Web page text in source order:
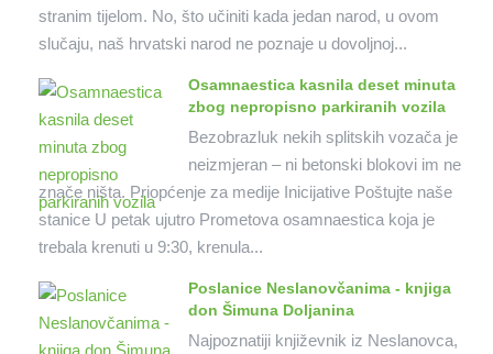
stranim tijelom. No, što učiniti kada jedan narod, u ovom
slučaju, naš hrvatski narod ne poznaje u dovoljnoj...
Osamnaestica kasnila deset minuta
zbog nepropisno parkiranih vozila
Bezobrazluk nekih splitskih vozača je
neizmjeran – ni betonski blokovi im ne
znače ništa. Priopćenje za medije Inicijative Poštujte naše
stanice U petak ujutro Prometova osamnaestica koja je
trebala krenuti u 9:30, krenula...
Poslanice Neslanovčanima - knjiga
don Šimuna Doljanina
Najpoznatiji književnik iz Neslanovca,